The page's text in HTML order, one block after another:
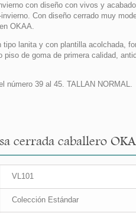
con diseño con vivos y
Con diseño cerrado muy
OKAA.
lanita y con plantilla acolchada,
de goma de primera calidad,
número 39 al 45. TALLAN NORMAL.
cerrada caballero
VL101
Colección Estándar